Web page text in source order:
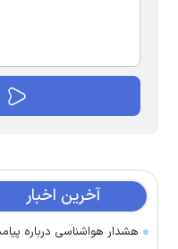
آخرین اخبار
هشدار هواشناسی درباره